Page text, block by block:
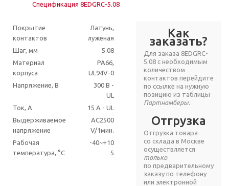
Спецификация 8EDGRC-5.08
Покрытие
контактов
Латунь,
луженая
Шаг, мм
5.08
Материал
корпуса
PA66,
UL94V-0
Напряжение, В
300 В -
UL
Ток, А
15 A - UL
Выдерживаемое
напряжение
AC2500
V/1мин.
Рабочая
температура, °C
-40~+10
5
Как
заказать?
Для заказа 8EDGRC-
5.08 с необходимым
количеством
контактов перейдите
по ссылке на нужную
позицию из таблицы
Партнамберы.
Отгрузка
Отгрузка товара
со склада в Москве
осуществляется
только
по предварительному
заказу по телефону
или электронной